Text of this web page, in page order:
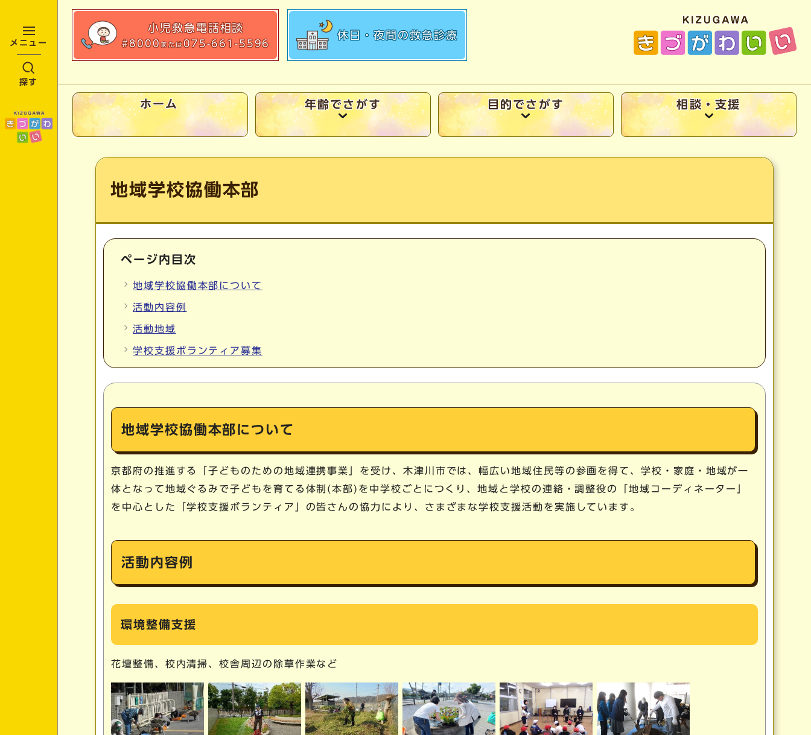
メニュー
探す
小児救急電話相談
#8000または 075-661-5596
休日・夜間の救急診療
ホーム 年齢でさがす 目的でさがす 相談・支援
ここから本文です
地域学校協働本部
ページ内目次
地域学校協働本部について
活動内容例
活動地域
学校支援ボランティア募集
地域学校協働本部について
京都府の推進する「子どものための地域連携事業」を受け、木津川市では、幅広い地域住民等の参画を得て、学校・家庭・地域が一
体となって地域ぐるみで子どもを育てる体制(本部)を中学校ごとにつくり、地域と学校の連絡・調整役の「地域コーディネーター」
を中心とした「学校支援ボランティア」の皆さんの協力により、さまざまな学校支援活動を実施しています。
活動内容例
環境整備支援
花壇整備、校内清掃、校舎周辺の除草作業など